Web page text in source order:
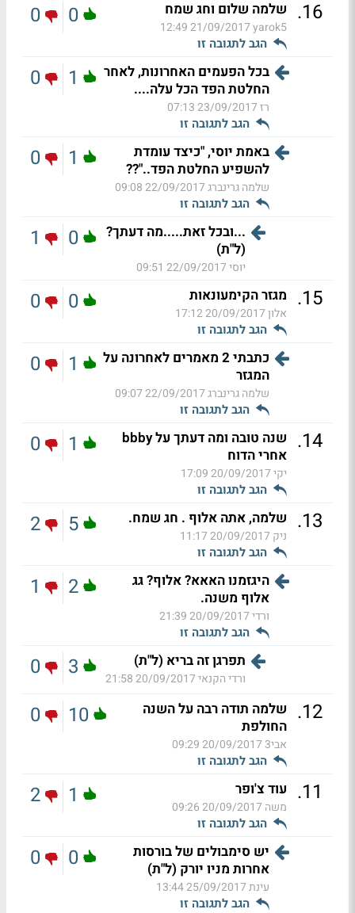
16
. שלמה שלום וחג שמח
yarok5
21/09/2017 12:49
הגב לתגובה זו
0
0
בכל הפעמים האחרונות, לאחר
החלטת הפד הכל עלה....
רז23/09/2017 07:13
הגב לתגובה זו
1
0
באמת יוסי, "כיצד עומדת
להשפיע החלטת הפד.."??
שלמה גרינברג22/09/2017 09:08
הגב לתגובה זו
1
0
...ובכל זאת.....מה דעתך?
(ל"ת)
יוסי22/09/2017 09:51
0
1
15
. מגזר הקימעונאות
אלון20/09/2017 17:12
הגב לתגובה זו
0
0
כתבתי 2 מאמרים לאחרונה על
המגזר
שלמה גרינברג22/09/2017 09:07
הגב לתגובה זו
1
0
14
.
שנה טובה ומה דעתך על bbby
אחרי הדוח
יקי20/09/2017 17:09
הגב לתגובה זו
1
0
13
. שלמה, אתה אלוף . חג שמח.
ניק 20/09/2017 11:17
הגב לתגובה זו
5
2
היגזמנו האאא? אלוף? גג
אלוף משנה.
ורדי20/09/2017 21:39
הגב לתגובה זו
2
1
תפרגן זה בריא (ל"ת)
ורדי הקנאי20/09/2017 21:58
3
0
12
. שלמה תודה רבה על השנה
החולפת
אבי3 20/09/2017 09:29
הגב לתגובה זו
10
0
11
. עוד צ'ופר
משה 20/09/2017 09:26
הגב לתגובה זו
1
2
יש סימבולים של בורסות
אחרות מניו יורק (ל"ת)
עינת25/09/2017 13:44
הגב לתגובה זו
0
0